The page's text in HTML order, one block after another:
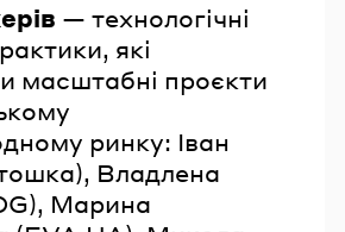
— технологічні
які
масштабні проєкти
ринку: Іван
Владлена
Марина